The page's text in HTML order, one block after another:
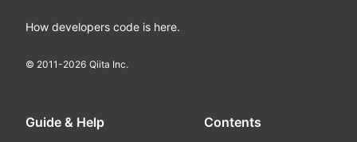
How developers code is here.
© 2011-2026 Qiita Inc.
Guide & Help Contents